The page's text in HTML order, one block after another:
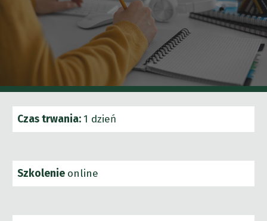
Czas trwania:1 dzień
Szkolenie online